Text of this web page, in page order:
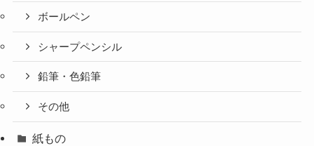
ボールペン
シャープペンシル
鉛筆・色鉛筆
その他
紙もの